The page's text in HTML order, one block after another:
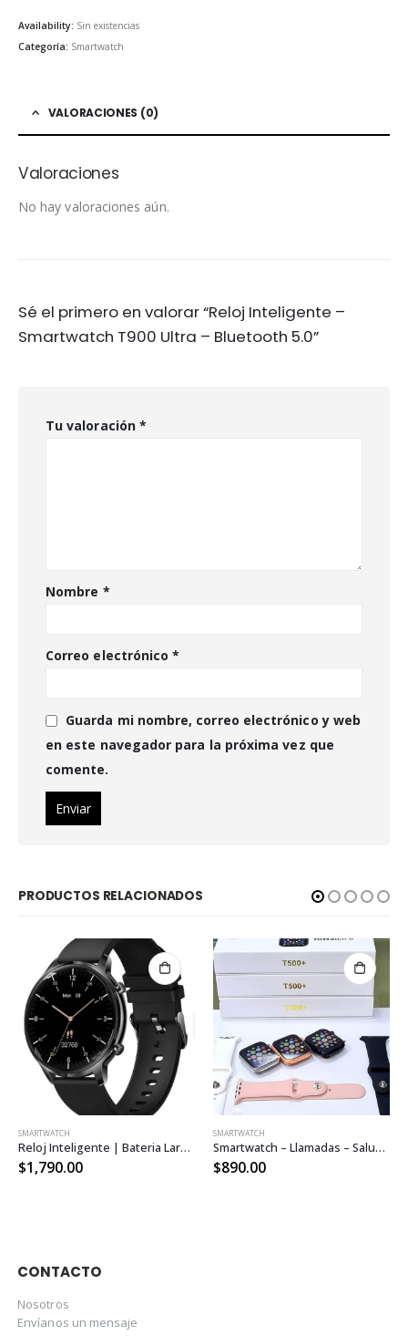
Availability: Sin existencias
Categoría: Smartwatch
VALORACIONES (0)
Valoraciones
No hay valoraciones aún.
Sé el primero en valorar “Reloj Inteligente –
Smartwatch T900 Ultra – Bluetooth 5.0”
Tu valoración *
Nombre *
Correo electrónico*
Guarda mi nombre, correo electrónico y web
en este navegador para la próxima vez que
comente.
PRODUCTOS RELACIONADOS
SMARTWATCH
Reloj Inteligente | Bateria Larga Duración | Pantalla Táctil Completa | Llamadas | Deportes | Notificaciones
$1,790.00
SMARTWATCH
Smartwatch – Llamadas – Salud – Notificaciones – iPhone – Android
$890.00
CONTACTO
Nosotros
Envíanos un mensaje